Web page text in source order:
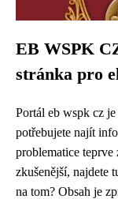
EB WSPK
stránka pro
Portál eb wspk cz
potřebujete najít
problematice teprve
zkušenější, najdete
na tom? Obsah je